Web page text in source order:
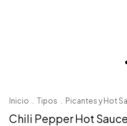
Inicio . Tipos . Picantes y Hot
Chili Pepper Hot